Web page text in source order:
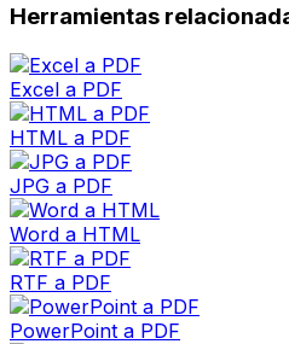
Herramientas
Excel a PDF
HTML a PDF
JPG a PDF
Word a HTML
RTF a PDF
PowerPoint a PDF